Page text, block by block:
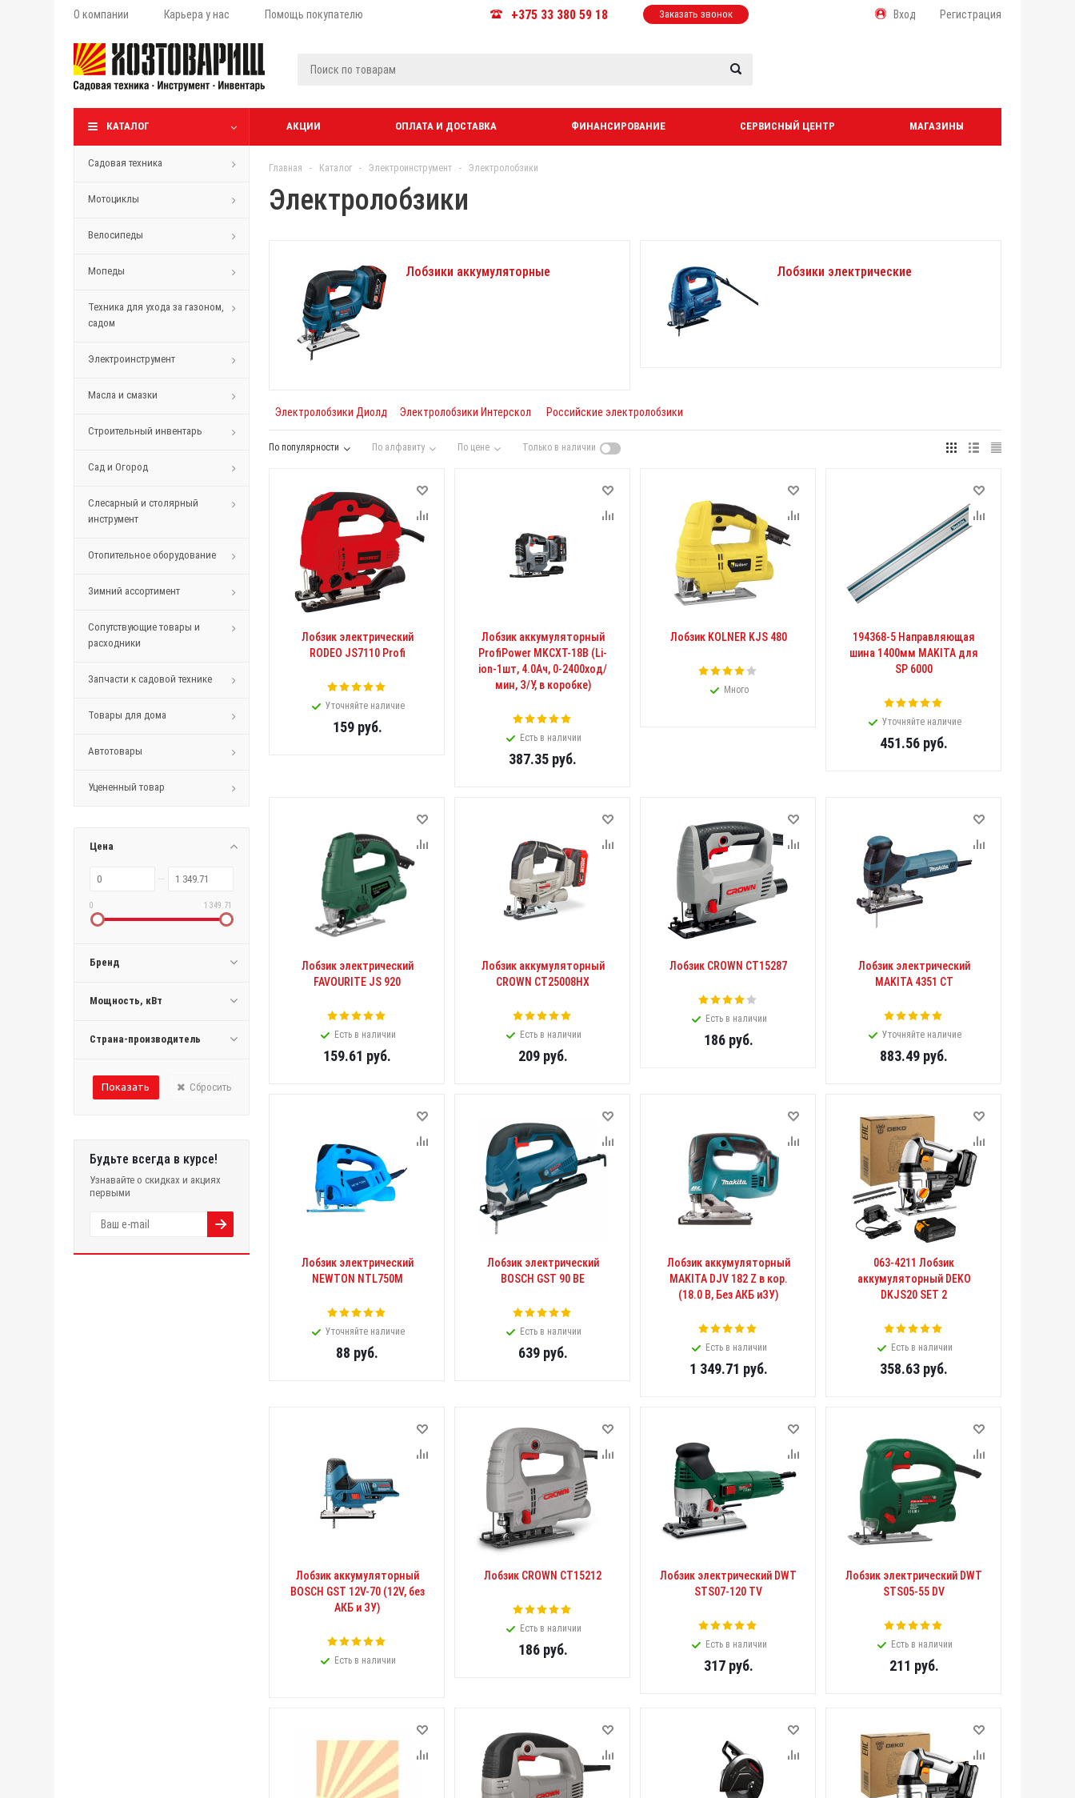
О компании Карьера у нас Помощь покупателю +375 33 380 59 18 Заказать звонок Вход Регистрация
КАТАЛОГ АКЦИИ ОПЛАТА И ДОСТАВКА ФИНАНСИРОВАНИЕ СЕРВИСНЫЙ ЦЕНТР МАГАЗИНЫ
Садовая техника
Мотоциклы
Велосипеды
Мопеды
Техника для ухода за газоном,
садом
Электроинструмент
Масла и смазки
Строительный инвентарь
Сад и Огород
Слесарный и столярный
инструмент
Отопительное оборудование
Зимний ассортимент
Сопутствующие товары и
расходники
Запчасти к садовой технике
Товары для дома
Автотовары
Уцененный товар
Цена
0 1 349.71
Бренд
Мощность, кВт
Страна-производитель
Сбросить
Будьте всегда в курсе!
Узнавайте о скидках и акциях
первыми
Главная - Каталог - Электроинструмент - Электролобзики
Электролобзики
Лобзики аккумуляторные Лобзики электрические
Электролобзики Диолд Электролобзики Интерскол Российские электролобзики
По популярности По алфавиту По цене Только в наличии
Лобзик электрический
RODEO JS7110 Profi
Уточняйте наличие
159руб.
Лобзик аккумуляторный
ProfiPower MKCXT-18B (Li-
ion-1шт, 4.0Ач, 0-2400ход/
мин, З/У, в коробке)
Есть в наличии
387.35 руб.
Лобзик KOLNER KJS 480
Много
194368-5 Направляющая
шина 1400мм MAKITA для
SP 6000
Уточняйте наличие
451.56 руб.
Лобзик электрический
FAVOURITE JS 920
Есть в наличии
159.61 руб.
Лобзик аккумуляторный
CROWN CT25008HX
Есть в наличии
209руб.
Лобзик CROWN CT15287
Есть в наличии
186руб.
Лобзик электрический
MAKITA 4351 CT
Уточняйте наличие
883.49 руб.
Лобзик электрический
NEWTON NTL750M
Уточняйте наличие
88 руб.
Лобзик электрический
BOSCH GST 90 BE
Есть в наличии
639руб.
Лобзик аккумуляторный
MAKITA DJV 182 Z в кор.
(18.0 В, Без АКБ иЗУ)
Есть в наличии
1 349.71 руб.
063-4211 Лобзик
аккумуляторный DEKO
DKJS20 SET 2
Есть в наличии
358.63 руб.
Лобзик аккумуляторный
BOSCH GST 12V-70 (12V, без
АКБ и ЗУ)
Есть в наличии
Лобзик CROWN CT15212
Есть в наличии
186руб.
Лобзик электрический DWT
STS07-120 TV
Есть в наличии
317руб.
Лобзик электрический DWT
STS05-55 DV
Есть в наличии
211 руб.